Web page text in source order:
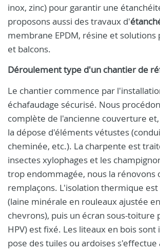
inox, zinc) pour garantir une
proposons aussi des travaux d'
membrane EPDM, résine et solutions
et balcons.
Déroulement type d'un chantier de
Le chantier commence par
échafaudage sécurisé. Nous
complète de l'ancienne couverture et,
la dépose d'éléments vétustes
cheminée, etc.). La charpente est
insectes xylophages et les
trop endommagée, nous la rénovons
remplaçons. L'isolation thermique
(laine minérale en rouleaux ajustée
chevrons), puis un écran sous-toiture
HPV) est fixé. Les liteaux en bois sont
pose des tuiles ou ardoises s'effectue